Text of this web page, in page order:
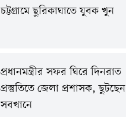
চট্টগ্রামে ছুরিকাঘাতে যুবক খুন
প্রধানমন্ত্রীর সফর ঘিরে দিনরাত
প্রস্তুতিতে জেলা প্রশাসক, ছুটছেন
সবখানে